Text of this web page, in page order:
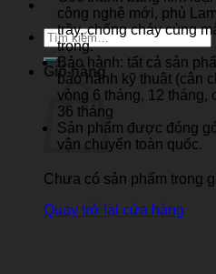
Tìm
kiếm:
Giỏ hàng
Chưa có sản phẩm trong
Quay trở lại cửa hàng
công nghệ mới, phủ
trầy, chống cháy cùng
trọng.
Bảo hành: tất cả sản
bảo hành kỹ thuật (cân
vòng 6 tháng, 12 tháng,
36 tháng
Sản phẩm được đóng
vận chuyển toàn quốc.